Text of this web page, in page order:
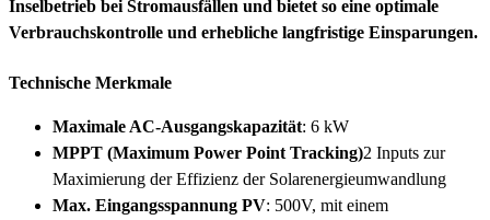
Inselbetrieb bei Stromausfällen und bietet so eine optimale
Verbrauchskontrolle und erhebliche langfristige Einsparungen.
Technische Merkmale
Maximale AC-Ausgangskapazität: 6 kW
MPPT (Maximum Power Point Tracking)2 Inputs zur
Maximierung der Effizienz der Solarenergieumwandlung
Max. Eingangsspannung PV: 500V, mit einem